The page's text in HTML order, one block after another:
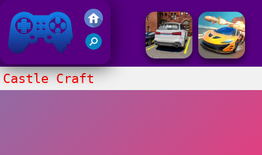
Juegos Friv 2020
Castle Craft